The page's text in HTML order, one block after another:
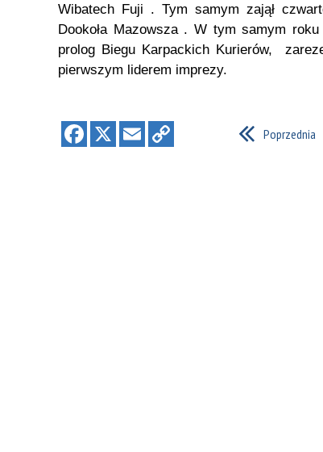
Wibatech Fuji . Tym samym zajął
Dookoła Mazowsza . W tym samym
prolog Biegu Karpackich Kurierów,
pierwszym liderem imprezy.
Poprzednia